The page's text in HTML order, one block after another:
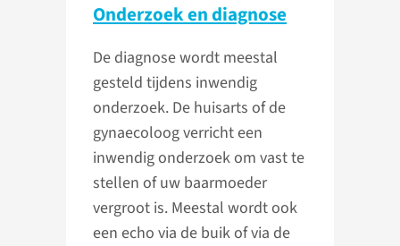
Onderzoek en diagnose
De diagnose wordt meestal
gesteld tijdens inwendig
onderzoek. De huisarts of de
gynaecoloog verricht een
inwendig onderzoek om vast te
stellen of uw baarmoeder
vergroot is. Meestal wordt ook
een echo via de buik of via de